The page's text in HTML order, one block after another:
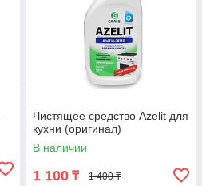
Чистящее средство Azelit для
кухни (оригинал)
В наличии
1 100 ₸ 1 400 ₸